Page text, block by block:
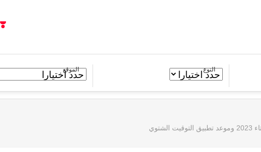
النوع الموقع